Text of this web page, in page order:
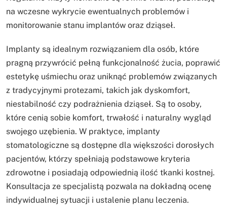
na wczesne wykrycie ewentualnych problemów i
monitorowanie stanu implantów oraz dziąseł.
Implanty są idealnym rozwiązaniem dla osób, które
pragną przywrócić pełną funkcjonalność żucia, poprawić
estetykę uśmiechu oraz uniknąć problemów związanych
z tradycyjnymi protezami, takich jak dyskomfort,
niestabilność czy podrażnienia dziąseł. Są to osoby,
które cenią sobie komfort, trwałość i naturalny wygląd
swojego uzębienia. W praktyce, implanty
stomatologiczne są dostępne dla większości dorosłych
pacjentów, którzy spełniają podstawowe kryteria
zdrowotne i posiadają odpowiednią ilość tkanki kostnej.
Konsultacja ze specjalistą pozwala na dokładną ocenę
indywidualnej sytuacji i ustalenie planu leczenia.